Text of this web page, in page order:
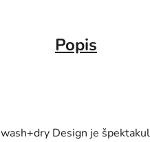
Popis
wash+dry Design je